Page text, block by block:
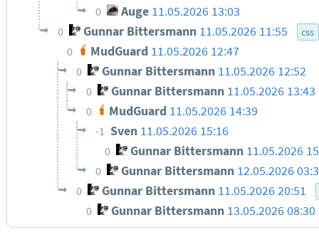
0 Auge 11.05.2026 13:03
0 Gunnar Bittersmann 11.05.2026 11:55 css
0 MudGuard 11.05.2026 12:47
0 Gunnar Bittersmann 11.05.2026 12:52
0 Gunnar Bittersmann 11.05.2026 13:43
0 MudGuard 11.05.2026 14:39
-1 Sven 11.05.2026 15:16
0 Gunnar Bittersmann 11.05.2026
0 Gunnar Bittersmann 12.05.2026
0 Gunnar Bittersmann 11.05.2026 20:51
0 Gunnar Bittersmann 13.05.2026 08:30